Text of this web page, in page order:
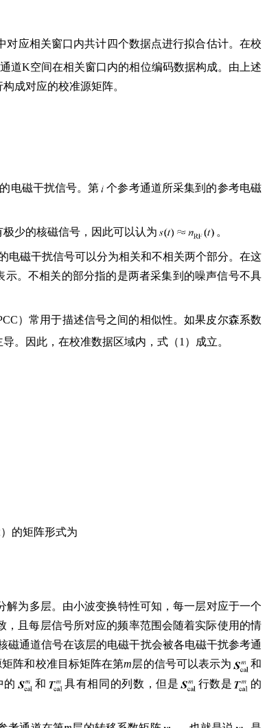
应相关窗口内共计四个数据点进行拟合估计。在校
道K空间在相关窗口内的相位编码数据构成。由上述
成对应的校准源矩阵。
电磁干扰信号。第
个参考通道所采集到的参考电磁
少的核磁信号，因此可以认为 。
电磁干扰信号可以分为相关和不相关两个部分。在这
示。不相关的部分指的是两者采集到的噪声信号不具
）常用于描述信号之间的相似性。如果皮尔森系数
。因此，在校准数据区域内，式（1）成立。
的矩阵形式为
为多层。由小波变换特性可知，每一层对应于一个
且每层信号所对应的频率范围会随着实际使用的情
磁通道信号在该层的电磁干扰会被各电磁干扰参考通
阵和校准目标矩阵在第m层的信号可以表示为
和
的 和 具有相同的列数，但是 行数是
的